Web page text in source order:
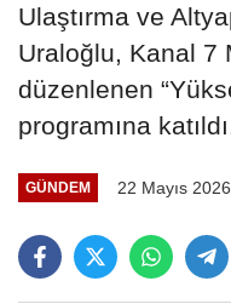
Ulaştırma ve
Uraloğlu, Kanal 7
düzenlenen
programına
GÜNDEM 22 Mayıs